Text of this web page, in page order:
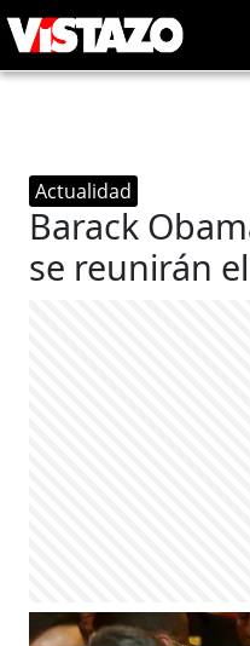
Actualidad
Barack
se reunirán